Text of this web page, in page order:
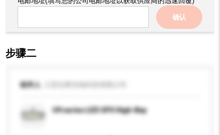
确认
步骤二
收件人
U9 series LED UFO High-Bay